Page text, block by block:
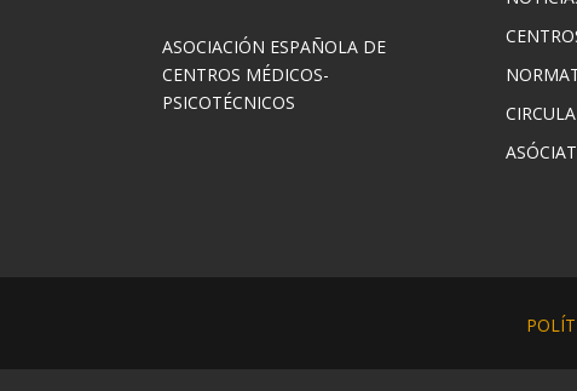
ASOCIACIÓN ESPAÑOLA DE
CENTROS MÉDICOS-
PSICOTÉCNICOS